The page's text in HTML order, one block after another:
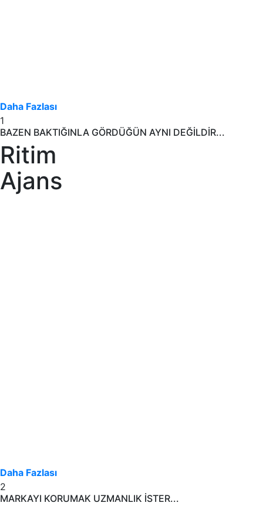
Daha Fazlası
1
BAZEN BAKTIĞINLA GÖRDÜĞÜN AYNI DEĞİLDİR...
Ritim
Ajans
Daha Fazlası
2
MARKAYI KORUMAK UZMANLIK İSTER...